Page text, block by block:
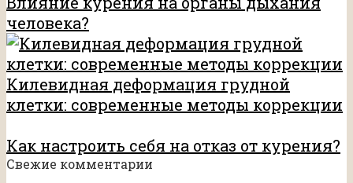
человека?
Килевидная деформация грудной
клетки: современные методы коррекции
Как настроить себя на отказ от курения?
Свежие комментарии